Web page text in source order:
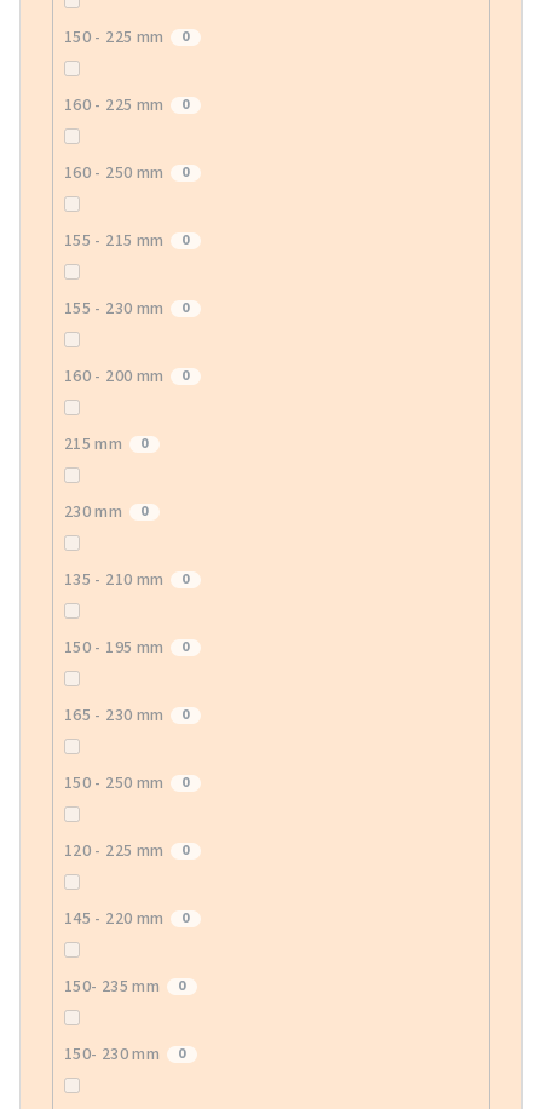
150 - 225 mm 0
160 - 225 mm 0
160 - 250 mm 0
155 - 215 mm 0
155 - 230 mm 0
160 - 200 mm 0
215 mm 0
230 mm 0
135 - 210 mm 0
150 - 195 mm 0
165 - 230 mm 0
150 - 250 mm 0
120 - 225 mm 0
145 - 220 mm 0
150- 235 mm 0
150- 230 mm 0